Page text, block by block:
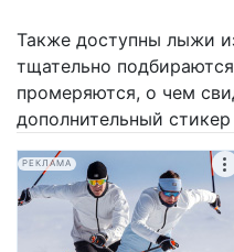
Также доступны лыжи
тщательно
промеряются, о чем
дополнительный
РЕКЛАМА